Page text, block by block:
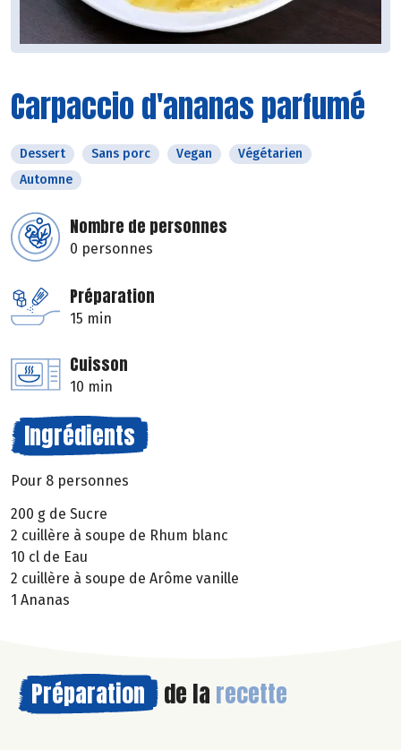
Carpaccio d'ananas parfumé
Dessert Sans porc Vegan
Végétarien
Automne
Nombre de personnes
0 personnes
Préparation
15 min
Cuisson
10 min
Ingrédients
Pour 8 personnes
200 g de Sucre
2 cuillère à soupe de Rhum blanc
10 cl de Eau
2 cuillère à soupe de Arôme vanille
1 Ananas
Préparation de la recette